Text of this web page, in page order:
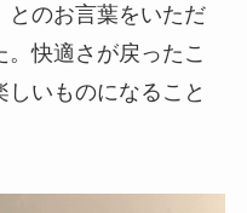
とのお言葉をいただ
。快適さが戻ったこ
いものになること